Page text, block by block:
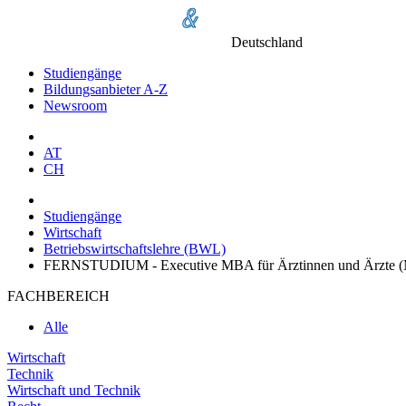
Deutschland
Studiengänge
Bildungsanbieter A-Z
Newsroom
AT
CH
Studiengänge
Wirtschaft
Betriebswirtschaftslehre (BWL)
FERNSTUDIUM - Executive MBA für Ärztinnen und Ärzte
FACHBEREICH
Alle
Wirtschaft
Technik
Wirtschaft und Technik